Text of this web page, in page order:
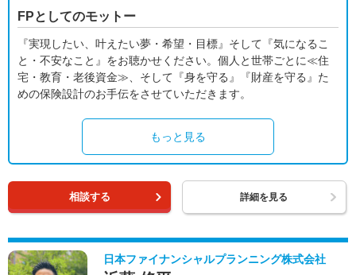
FPとしてのモットー
『実現したい、叶えたい夢・希望・目標』そして『気になるこ
と・不安なこと』をお聴かせください。個人と世帯ごとに≪住
宅・教育・老後資金≫、そして『身を守る』『財産を守る』た
めの保険設計のお手伝をさせていただきます。
もっと見る
相談する 詳細を見る
日本ファイナンシャルプランニング株式会社